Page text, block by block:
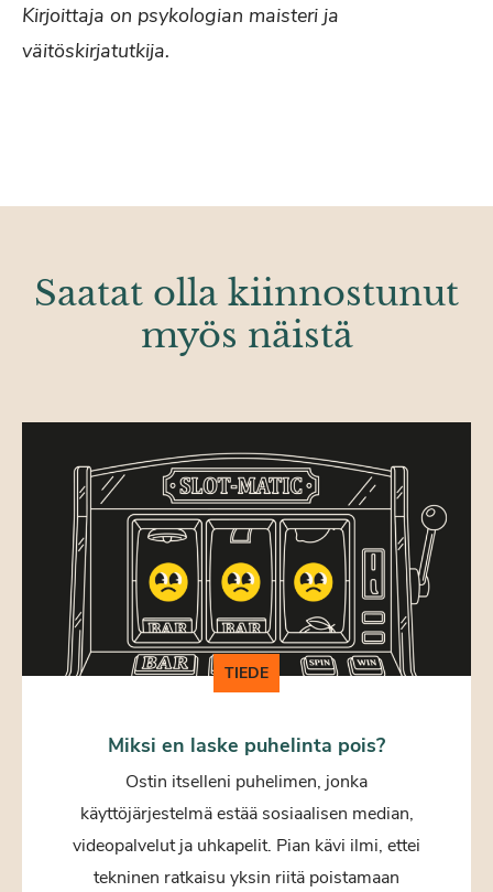
Kirjoittaja on psykologian maisteri ja
väitöskirjatutkija.
Saatat olla kiinnostunut
myös näistä
TIEDE
Miksi en laske puhelinta pois?
Ostin itselleni puhelimen, jonka
käyttöjärjestelmä estää sosiaalisen median,
videopalvelut ja uhkapelit. Pian kävi ilmi, ettei
tekninen ratkaisu yksin riitä poistamaan